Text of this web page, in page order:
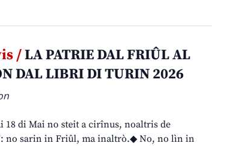
/LA PATRIE DAL FRIÛL AL
DAL LIBRI DI TURIN 2026
18 di Mai no steit a cirînus, noaltris de
no sarin in Friûl, ma inaltrò.◆ No, no lìn in